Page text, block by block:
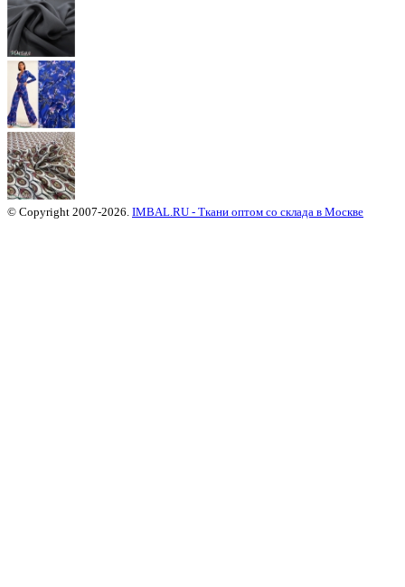
© Copyright 2007-2026. IMBAL.RU - Ткани оптом со склада в Москве